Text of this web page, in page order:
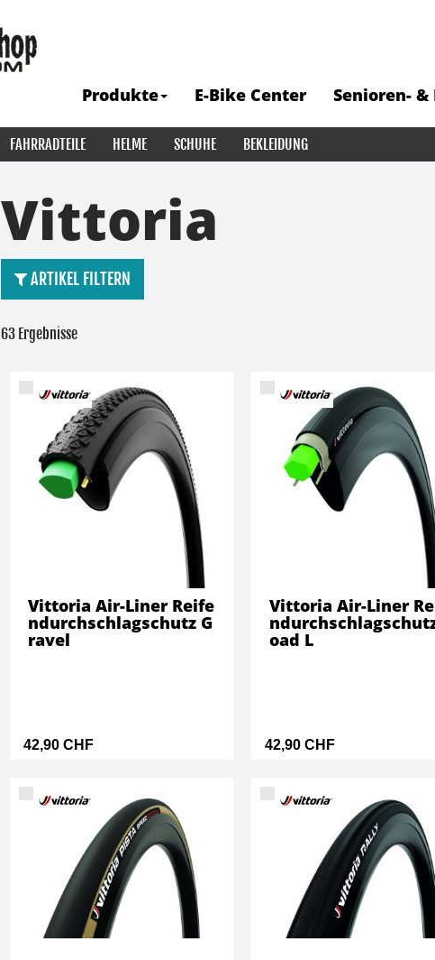
Produkte E-Bike Center Senioren- &
FAHRRADTEILE HELME SCHUHE BEKLEIDUNG
Vittoria
ARTIKEL FILTERN
63 Ergebnisse
42,90 CHF
Vittoria Air-Liner Reife
ndurchschlagschutz G
ravel
42,90 CHF
Vittoria Air-Liner
oad L